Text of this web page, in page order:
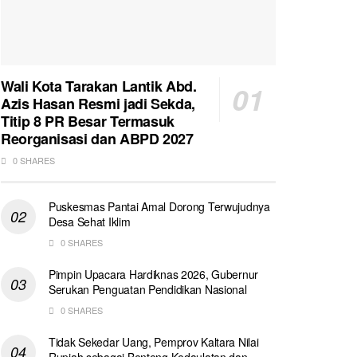
Wali Kota Tarakan Lantik Abd.
Azis Hasan Resmi jadi Sekda,
Titip 8 PR Besar Termasuk
Reorganisasi dan ABPD 2027
0 SHARES
Puskesmas Pantai Amal Dorong Terwujudnya
Desa Sehat Iklim
0 SHARES
Pimpin Upacara Hardiknas 2026, Gubernur
Serukan Penguatan Pendidikan Nasional
0 SHARES
Tidak Sekedar Uang, Pemprov Kaltara Nilai